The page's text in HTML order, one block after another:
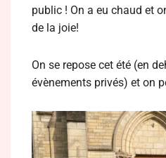
public ! On a eu chaud et
de la joie!
On se repose cet été (en
évènements privés) et on